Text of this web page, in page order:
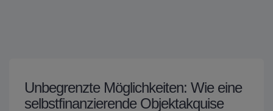
Unbegrenzte Möglichkeiten: Wie eine
selbstfinanzierende Objektakquise